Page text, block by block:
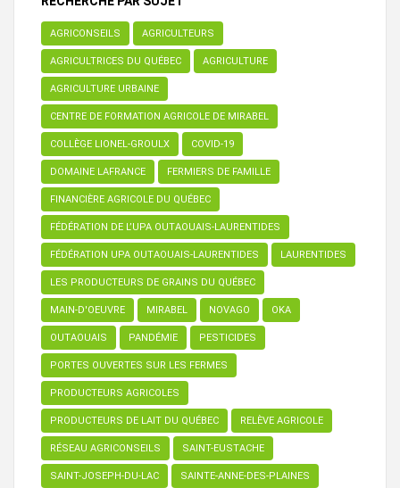
AGRICONSEILS AGRICULTEURS
AGRICULTRICES DU QUÉBEC AGRICULTURE
AGRICULTURE URBAINE
CENTRE DE FORMATION AGRICOLE DE MIRABEL
COLLÈGE LIONEL-GROULX COVID-19
DOMAINE LAFRANCE FERMIERS DE FAMILLE
FINANCIÈRE AGRICOLE DU QUÉBEC
FÉDÉRATION DE L’UPA OUTAOUAIS-LAURENTIDES
FÉDÉRATION UPA OUTAOUAIS-LAURENTIDES LAURENTIDES
LES PRODUCTEURS DE GRAINS DU QUÉBEC
MAIN-D'OEUVRE MIRABEL NOVAGO OKA
OUTAOUAIS PANDÉMIE PESTICIDES
PORTES OUVERTES SUR LES FERMES
PRODUCTEURS AGRICOLES
PRODUCTEURS DE LAIT DU QUÉBEC RELÈVE AGRICOLE
RÉSEAU AGRICONSEILS SAINT-EUSTACHE
SAINT-JOSEPH-DU-LAC SAINTE-ANNE-DES-PLAINES